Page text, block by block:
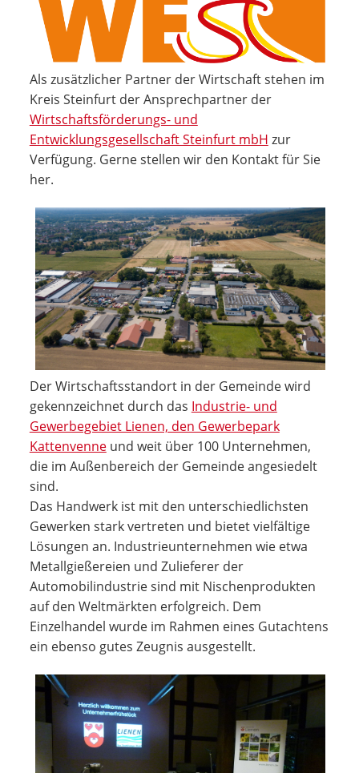
Als zusätzlicher Partner der Wirtschaft stehen im
Kreis Steinfurt der Ansprechpartner der
Wirtschaftsförderungs- und
Entwicklungsgesellschaft Steinfurt mbH zur
Verfügung. Gerne stellen wir den Kontakt für Sie
her.
Der Wirtschaftsstandort in der Gemeinde wird
gekennzeichnet durch das Industrie- und
Gewerbegebiet Lienen, den Gewerbepark
Kattenvenneund weit über 100 Unternehmen,
die im Außenbereich der Gemeinde angesiedelt
sind.
Das Handwerk ist mit den unterschiedlichsten
Gewerken stark vertreten und bietet vielfältige
Lösungen an. Industrie­unternehmen wie etwa
Metallgießereien und Zulieferer der
Automobilindustrie sind mit Nischenprodukten
auf den Weltmärkten erfolgreich. Dem
Einzelhandel wurde im Rahmen eines Gutachtens
ein ebenso gutes Zeugnis ausgestellt.